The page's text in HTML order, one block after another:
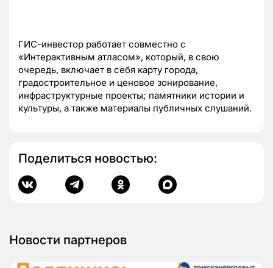
ГИС-инвестор работает совместно с
«Интерактивным атласом», который, в свою
очередь, включает в себя карту города,
градостроительное и ценовое зонирование,
инфраструктурные проекты; памятники истории и
культуры, а также материалы публичных слушаний.
Поделиться новостью:
Новости партнеров